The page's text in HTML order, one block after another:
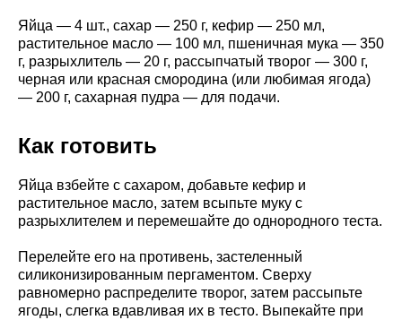
Яйца — 4 шт., сахар — 250 г, кефир — 250 мл,
растительное масло — 100 мл, пшеничная мука — 350
г, разрыхлитель — 20 г, рассыпчатый творог — 300 г,
черная или красная смородина (или любимая ягода)
— 200 г, сахарная пудра — для подачи.
Как готовить
Яйца взбейте с сахаром, добавьте кефир и
растительное масло, затем всыпьте муку с
разрыхлителем и перемешайте до однородного теста.
Перелейте его на противень, застеленный
силиконизированным пергаментом. Сверху
равномерно распределите творог, затем рассыпьте
ягоды, слегка вдавливая их в тесто. Выпекайте при